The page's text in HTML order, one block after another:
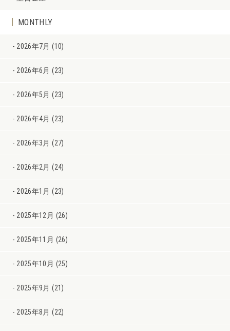
MONTHLY
2026年7月 (10)
2026年6月 (23)
2026年5月 (23)
2026年4月 (23)
2026年3月 (27)
2026年2月 (24)
2026年1月 (23)
2025年12月 (26)
2025年11月 (26)
2025年10月 (25)
2025年9月 (21)
2025年8月 (22)